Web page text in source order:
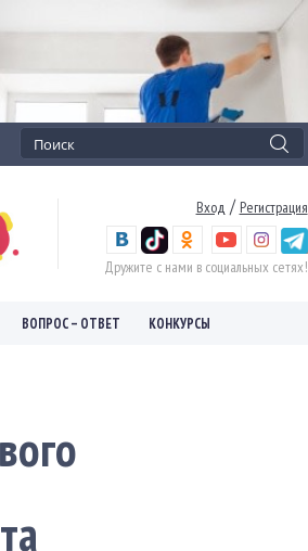
Вход / Регистрация
Дружите с нами в социальных сетях!
ВОПРОС – ОТВЕТ КОНКУРСЫ